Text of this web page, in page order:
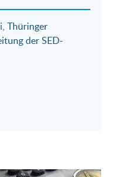
Thüringer
der SED-